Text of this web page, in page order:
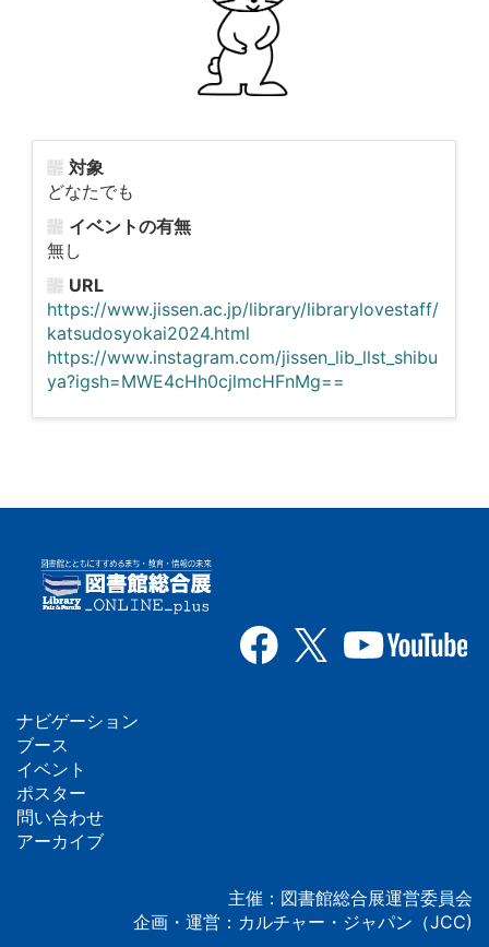
対象
どなたでも
イベントの有無
無し
URL
https://www.jissen.ac.jp/library/librarylovestaff/
katsudosyokai2024.html
https://www.instagram.com/jissen_lib_llst_shibu
ya?igsh=MWE4cHh0cjlmcHFnMg==
フ
ッ
タ
ナビゲーション
ブース
イベント
ポスター
問い合わせ
アーカイブ
主催：図書館総合展運営委員会
企画・運営：カルチャー・ジャパン（JCC)